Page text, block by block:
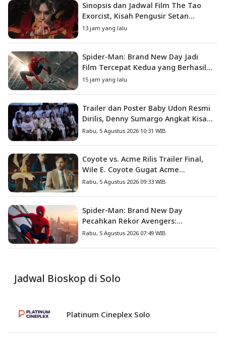
Sinopsis dan Jadwal Film The Tao
Exorcist, Kisah Pengusir Setan
Melawan Kutukan Mematikan
13 jam yang lalu
Spider-Man: Brand New Day Jadi
Film Tercepat Kedua yang Berhasil
Tembus US$1 Miliar
15 jam yang lalu
Trailer dan Poster Baby Udon Resmi
Dirilis, Denny Sumargo Angkat Kisah
Nyata Fanny Kondoh
Rabu, 5 Agustus 2026 10:31 WIB
Coyote vs. Acme Rilis Trailer Final,
Wile E. Coyote Gugat Acme
Corporation ke Pengadilan
Rabu, 5 Agustus 2026 09:33 WIB
Spider-Man: Brand New Day
Pecahkan Rekor Avengers:
Endgame, Cetak Debut Box Office
Rabu, 5 Agustus 2026 07:49 WIB
Jadwal Bioskop di Solo
Platinum Cineplex Solo